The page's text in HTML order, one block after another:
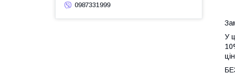
У
0987331999